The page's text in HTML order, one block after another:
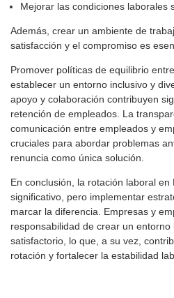
Mejorar las condiciones laborales
Además, crear un ambiente de
satisfacción y el compromiso es
Promover políticas de equilibrio
establecer un entorno inclusivo y
apoyo y colaboración contribuyen
retención de empleados. La
comunicación entre empleados y
cruciales para abordar problemas
renuncia como única solución.
En conclusión, la rotación laboral
significativo, pero implementar
marcar la diferencia. Empresas y
responsabilidad de crear un
satisfactorio, lo que, a su vez,
rotación y fortalecer la estabilidad